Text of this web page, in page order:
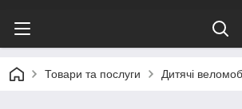
Товари та послуги Дитячі